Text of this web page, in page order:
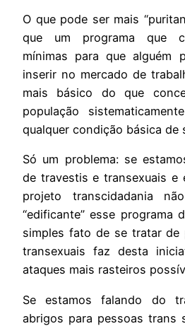
O que pode ser mais
que um programa que
mínimas para que alguém
inserir no mercado de
mais básico do que
população
qualquer condição básica de
Só um problema: se
de travestis e transexuais e
projeto transcidadania
“edificante” esse programa
simples fato de se tratar de
transexuais faz desta
ataques mais rasteiros
Se estamos falando do
abrigos para pessoas trans